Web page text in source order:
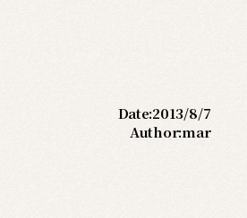
Date:2013/8/7
Author:mar